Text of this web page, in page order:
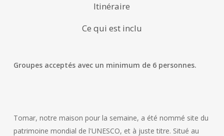
Itinéraire
Ce qui est inclu
Groupes acceptés avec un minimum de 6 personnes.
Tomar, notre maison pour la semaine, a été nommé site du
patrimoine mondial de l'UNESCO, et à juste titre. Situé au